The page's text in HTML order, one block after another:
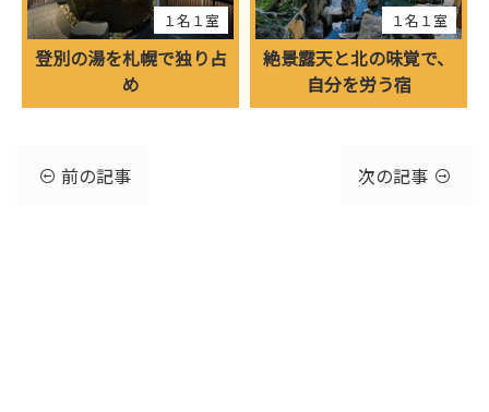
１名１室
登別の湯を札幌で独り占
め
１名１室
絶景露天と北の味覚で、
自分を労う宿
前の記事 次の記事